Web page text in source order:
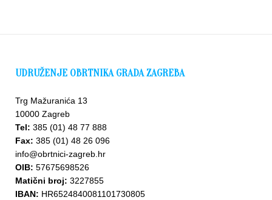
UDRUŽENJE OBRTNIKA GRADA ZAGREBA
Trg Mažuranića 13
10000 Zagreb
Tel: 385 (01) 48 77 888
Fax: 385 (01) 48 26 096
info@obrtnici-zagreb.hr
OIB: 57675698526
Matični broj: 3227855
IBAN: HR6524840081101730805